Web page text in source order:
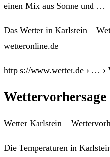
einen Mix aus Sonne und …
Das Wetter in Karlstein –
wetteronline.de
http s://www.wetter.de › … ›
Wetter Karlstein –
Die Temperaturen in